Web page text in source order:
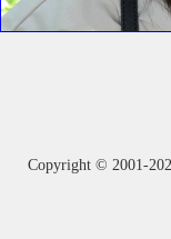
Copyright © 2001-